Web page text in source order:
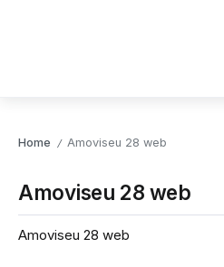
Home / Amoviseu 28 web
Amoviseu 28 web
Amoviseu 28 web